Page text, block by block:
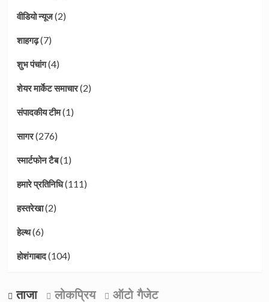
वीडियो न्यूज(2)
शाहगढ़(7)
शुभ पंचांग(4)
शेयर मार्केट समाचार(2)
संपादकीय टीम(1)
सागर(276)
स्मार्टफोन टैब(1)
हमारे प्रतिनिधि(111)
हस्तरेखा(2)
हेल्थ(6)
होशंगाबाद(104)
ताजा लोकप्रिय ऑटो गैजेट